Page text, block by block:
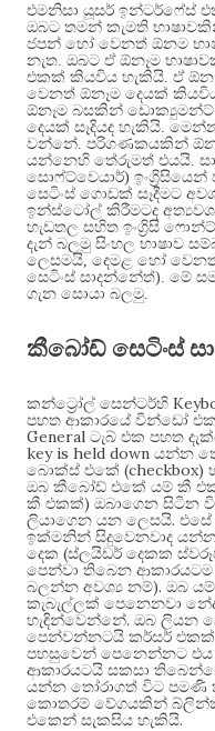
එමනිසා යූසර් ඉන්ටර්ෆේස්
ඔබට තමන් කැමති
ජපන් හෝ වෙනත් ඕනම
නැත ඔබට ඒ ඕනෑම
එකක් කියවිය හැකියි ඒ
වෙනත් ඕනෑම දෙයක්
ඕනෑම බසකින්
දෙයක් සෑදියද හැකියි මෙන්න
වන්නේ පරිගණකයකින්
යන්නෙහි තේරුමත් එයයි
සොෆ්ට්වෙයාර්)
සෙටිංස් ගොඩක් සෑදීමට
ඉන්ස්ටෝල් කිරීමටද
හැඩතල සහිත ඉංග්‍රිසි
දැන් බලමු සිංහල භාෂාව
ලෙසමයි දෙමළ හෝ
සෙටිංස් සාදන්නේත්). මේ
ගැන සොයා බලමු
කීබෝඩ් සෙටිංස්
කන්ට්‍රෝල් සෙන්ටර්හි
පහත ආකාරයේ වින්ඩෝ
General ටැබ් එක පහත
key is held down යන්න
බොක්ස් එකේ (checkbox)
ඔබ කීබෝඩ් එකේ යම් කී
කී එකක්) ඔබාගෙන සිටින
ලියාගෙන යන ලෙසයි.
ඉක්මනින් සිදුවෙනවාද
දෙක (ස්ලයිඩර් දෙකක
පෙන්වා තිබෙන ආකාරයටම
බලන්න අවශ්‍ය නම්). ඔබ
කැබැල්ලක් පෙනෙනවා
හැඳින්වෙන්නේ. ඔබ ලියන
පෙන්වන්නටයි කර්සර්
පහසුවෙන් පෙනෙන්නට
ආකාරයටයි සකසා
යන්න තෝරාගත් විට පමණි
කොතරම් වේගයකින් බ්ලින්ක්
එකෙන් සැකසිය හැකියි.